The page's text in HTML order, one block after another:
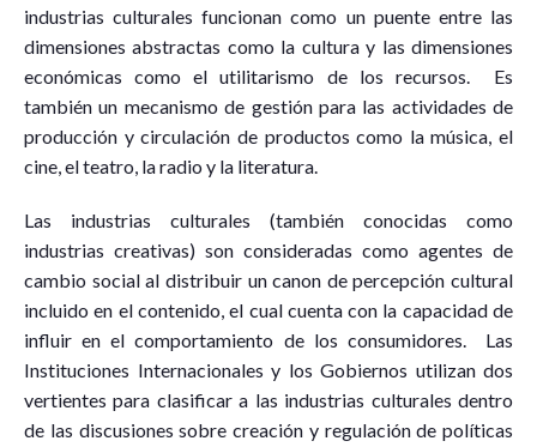
industrias culturales funcionan como un puente entre las
dimensiones abstractas como la cultura y las dimensiones
económicas como el utilitarismo de los recursos. Es
también un mecanismo de gestión para las actividades de
producción y circulación de productos como la música, el
cine, el teatro, la radio y la literatura.
Las industrias culturales (también conocidas como
industrias creativas) son consideradas como agentes de
cambio social al distribuir un canon de percepción cultural
incluido en el contenido, el cual cuenta con la capacidad de
influir en el comportamiento de los consumidores. Las
Instituciones Internacionales y los Gobiernos utilizan dos
vertientes para clasificar a las industrias culturales dentro
de las discusiones sobre creación y regulación de políticas